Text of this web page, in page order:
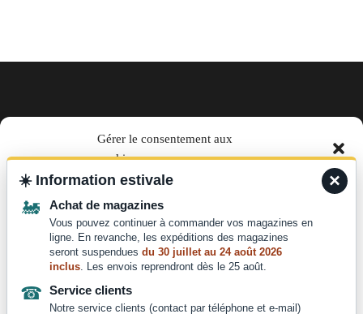
Gérer le consentement aux
cookies
Pour offrir les meilleures expériences, nous utilisons des technologies telles que les
cookies pour stocker et/ou accéder aux informations des appareils. Le fait de consentir
à ces technologies nous permettra de traiter des données telles que le comportement de
navigation ou les ID uniques sur ce site. Le fait de ne pas consentir ou de retirer son
consentement peut avoir un effet négatif sur certaines caractéristiques et fonctions.
EN TRAIN magazine par La Vie
du Rail
Des questions ?
Nous contacter :
contact@laviedurail.com
×
☀️Information estivale
🚂 Achat de magazines
Vous pouvez continuer à commander vos magazines en
ligne. En revanche, les expéditions des magazines
seront suspendues du 30 juillet au 24 août 2026
inclus. Les envois reprendront dès le 25 août.
☎ Service clients
Notre service clients (contact par téléphone et e-mail)